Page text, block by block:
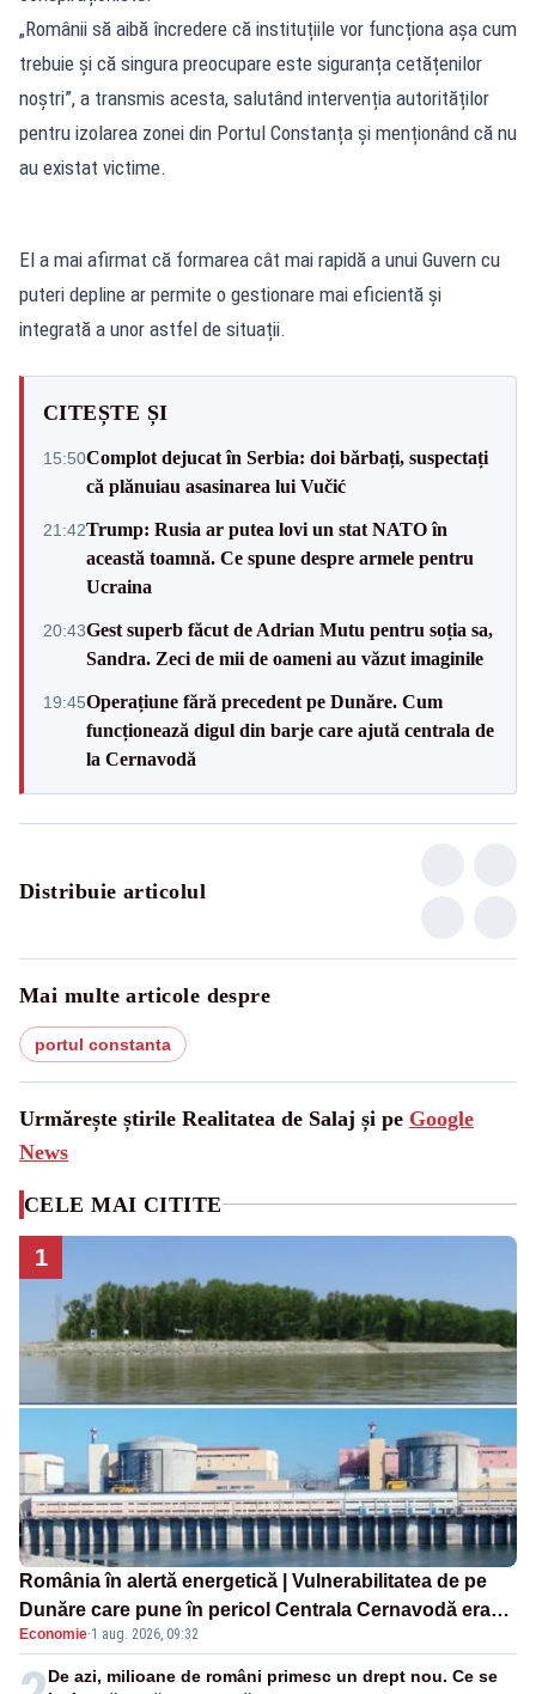
„Românii să aibă încredere că instituțiile vor funcționa așa cum
trebuie și că singura preocupare este siguranța cetățenilor
noștri”, a transmis acesta, salutând intervenția autorităților
pentru izolarea zonei din Portul Constanța și menționând că nu
au existat victime.
El a mai afirmat că formarea cât mai rapidă a unui Guvern cu
puteri depline ar permite o gestionare mai eficientă și
integrată a unor astfel de situații.
CITEȘTE ȘI
15:50Complot dejucat în Serbia: doi bărbați, suspectați
că plănuiau asasinarea lui Vučić
21:42Trump: Rusia ar putea lovi un stat NATO în
această toamnă. Ce spune despre armele pentru
Ucraina
20:43Gest superb făcut de Adrian Mutu pentru soția sa,
Sandra. Zeci de mii de oameni au văzut imaginile
19:45Operațiune fără precedent pe Dunăre. Cum
funcționează digul din barje care ajută centrala de
la Cernavodă
Distribuie articolul
Mai multe articole despre
portul constanta
Urmărește știrile Realitatea de Salaj și pe Google
News
CELE MAI CITITE
1
România în alertă energetică | Vulnerabilitatea de pe
Dunăre care pune în pericol Centrala Cernavodă era
cunoscută de pe vremea lui Ceaușescu
Economie·1 aug. 2026, 09:32
De azi, milioane de români primesc un drept nou. Ce se